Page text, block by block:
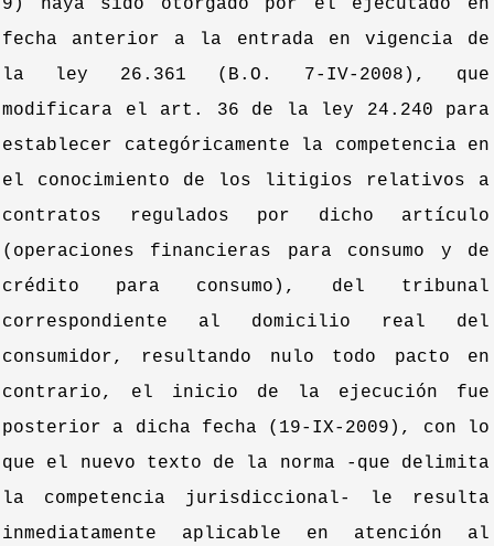
9) haya sido otorgado por el ejecutado en
fecha anterior a la entrada en vigencia de
la ley 26.361 (B.O. 7-IV-2008), que
modificara el art. 36 de la ley 24.240 para
establecer categóricamente la competencia en
el conocimiento de los litigios relativos a
contratos regulados por dicho artículo
(operaciones financieras para consumo y de
crédito para consumo), del tribunal
correspondiente al domicilio real del
consumidor, resultando nulo todo pacto en
contrario, el inicio de la ejecución fue
posterior a dicha fecha (19-IX-2009), con lo
que el nuevo texto de la norma -que delimita
la competencia jurisdiccional- le resulta
inmediatamente aplicable en atención al